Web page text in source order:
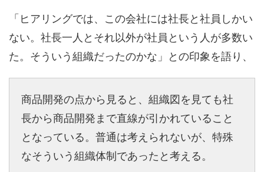
「ヒアリングでは、この会社には社長と社員しかい
ない。社長一人とそれ以外が社員という人が多数い
た。そういう組織だったのかな」との印象を語り、
商品開発の点から見ると、組織図を見ても社
長から商品開発まで直線が引かれていること
となっている。普通は考えられないが、特殊
なそういう組織体制であったと考える。